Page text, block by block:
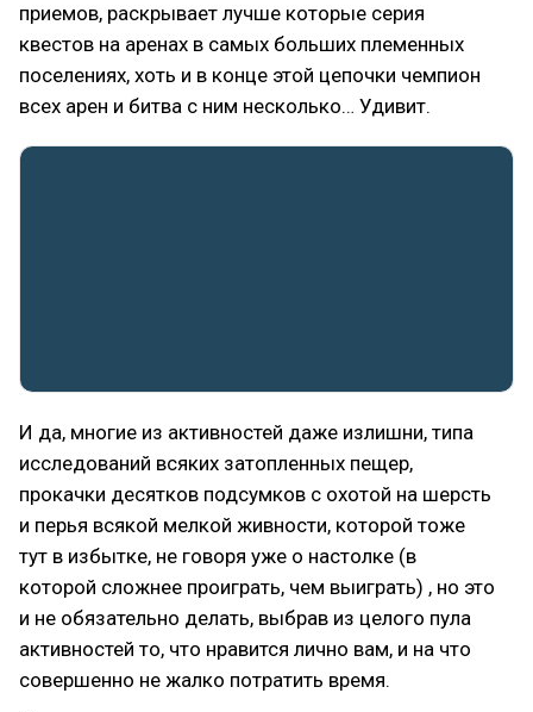
приемов, раскрывает лучше которые серия
квестов на аренах в самых больших племенных
поселениях, хоть и в конце этой цепочки чемпион
всех арен и битва с ним несколько… Удивит.
И да, многие из активностей даже излишни, типа
исследований всяких затопленных пещер,
прокачки десятков подсумков с охотой на шерсть
и перья всякой мелкой живности, которой тоже
тут в избытке, не говоря уже о настолке (в
которой сложнее проиграть, чем выиграть) , но это
и не обязательно делать, выбрав из целого пула
активностей то, что нравится лично вам, и на что
совершенно не жалко потратить время.